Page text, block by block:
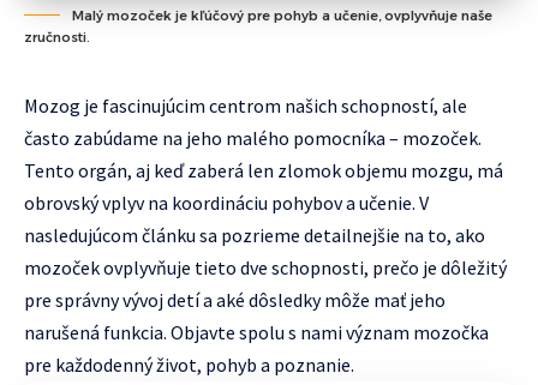
Malý mozoček je kľúčový pre pohyb a učenie, ovplyvňuje naše
zručnosti.
Mozog je fascinujúcim centrom našich schopností, ale
často zabúdame na jeho malého pomocníka – mozoček.
Tento orgán, aj keď zaberá len zlomok objemu mozgu, má
obrovský vplyv na koordináciu pohybov a učenie. V
nasledujúcom článku sa pozrieme detailnejšie na to, ako
mozoček ovplyvňuje tieto dve schopnosti, prečo je dôležitý
pre správny vývoj detí a aké dôsledky môže mať jeho
narušená funkcia. Objavte spolu s nami význam mozočka
pre každodenný život, pohyb a poznanie.